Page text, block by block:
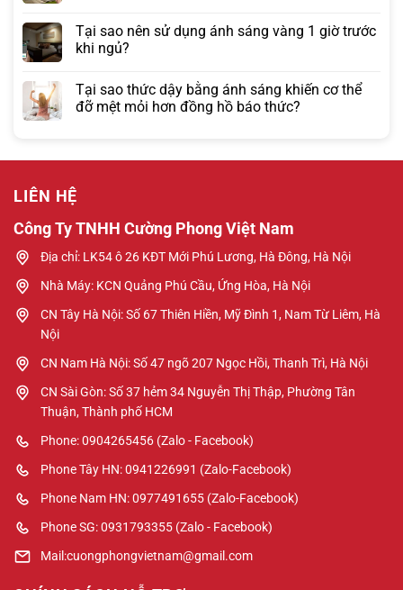
Tại sao nên sử dụng ánh sáng vàng 1 giờ trước
khi ngủ?
Tại sao thức dậy bằng ánh sáng khiến cơ thể
đỡ mệt mỏi hơn đồng hồ báo thức?
LIÊN HỆ
Công Ty TNHH Cường Phong Việt Nam
Địa chỉ: LK54 ô 26 KĐT Mới Phú Lương, Hà Đông, Hà Nội
Nhà Máy: KCN Quảng Phú Cầu, Ứng Hòa, Hà Nội
CN Tây Hà Nội: Số 67 Thiên Hiền, Mỹ Đình 1, Nam Từ Liêm, Hà
Nội
CN Nam Hà Nội: Số 47 ngõ 207 Ngọc Hồi, Thanh Trì, Hà Nội
CN Sài Gòn: Số 37 hẻm 34 Nguyễn Thị Thập, Phường Tân
Thuận, Thành phố HCM
Phone: 0904265456 (Zalo - Facebook)
Phone Tây HN: 0941226991 (Zalo-Facebook)
Phone Nam HN: 0977491655 (Zalo-Facebook)
Phone SG: 0931793355 (Zalo - Facebook)
Mail:cuongphongvietnam@gmail.com